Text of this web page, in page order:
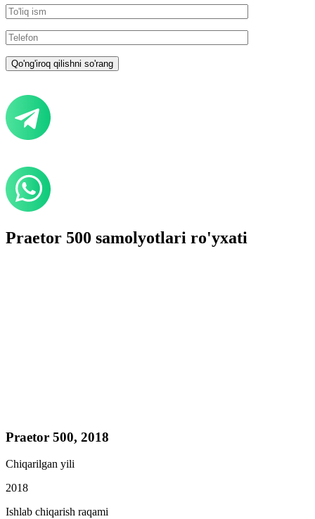
Praetor 500 samolyotlari ro'yxati
Praetor 500, 2018
Chiqarilgan yili
2018
Ishlab chiqarish raqami